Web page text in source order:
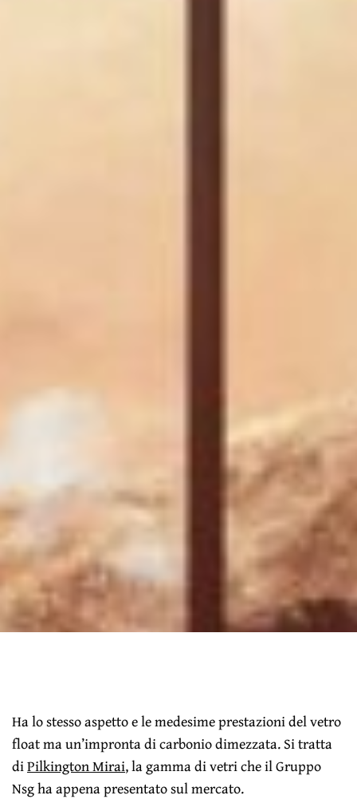
Ha lo stesso aspetto e le medesime prestazioni del vetro
float ma un’impronta di carbonio dimezzata. Si tratta
diPilkington Mirai, la gamma di vetri che il Gruppo
Nsg ha appena presentato sul mercato.